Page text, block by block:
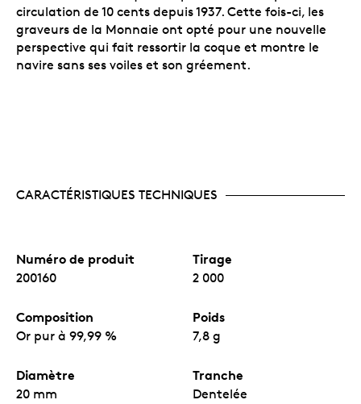
dessiné une cale volumineuse pour les prises ainsi
qu'une coque hydrodynamique qui permettrait au
navire d'atteindre de grandes vitesses à la pêche et
en course.
Longueur : 43,6 mètres (143 pieds) *sans inclure le
mât de beaupré
longues)
Largeur : 8,2 mètres (27 pieds)
Voilure : 930 mètres carrés (10 000 pieds carrés)
« Bluenose » est une marque officielle adoptée et utilisée par
le ministère des Communautés, de la Culture et du
circulation de 10 cents depuis 1937. Cette fois-ci, les
graveurs de la Monnaie ont opté pour une nouvelle
perspective qui fait ressortir la coque et montre le
navire sans ses voiles et son gréement.
CARACTÉRISTIQUES TECHNIQUES
Numéro de produit
200160
Tirage
2 000
Composition
Or pur à 99,99 %
Poids
7,8 g
Diamètre
20 mm
Tranche
Dentelée